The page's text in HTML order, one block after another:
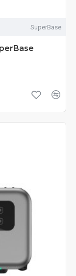
SuperBase